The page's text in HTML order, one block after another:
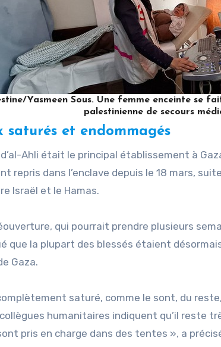
Yasmeen Sous. Une femme enceinte se
palestinienne de secours
saturés et endommagés
d’al-Ahli était le principal établissement à
repris dans l’enclave depuis le 18 mars,
Israël et le Hamas.
qui pourrait prendre plusieurs
que la plupart des blessés étaient
Gaza.
saturé, comme le sont, du
humanitaires indiquent qu’il reste
pris en charge dans des tentes », a